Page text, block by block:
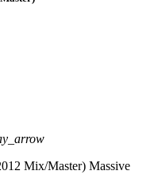
Mix/Master) Massive